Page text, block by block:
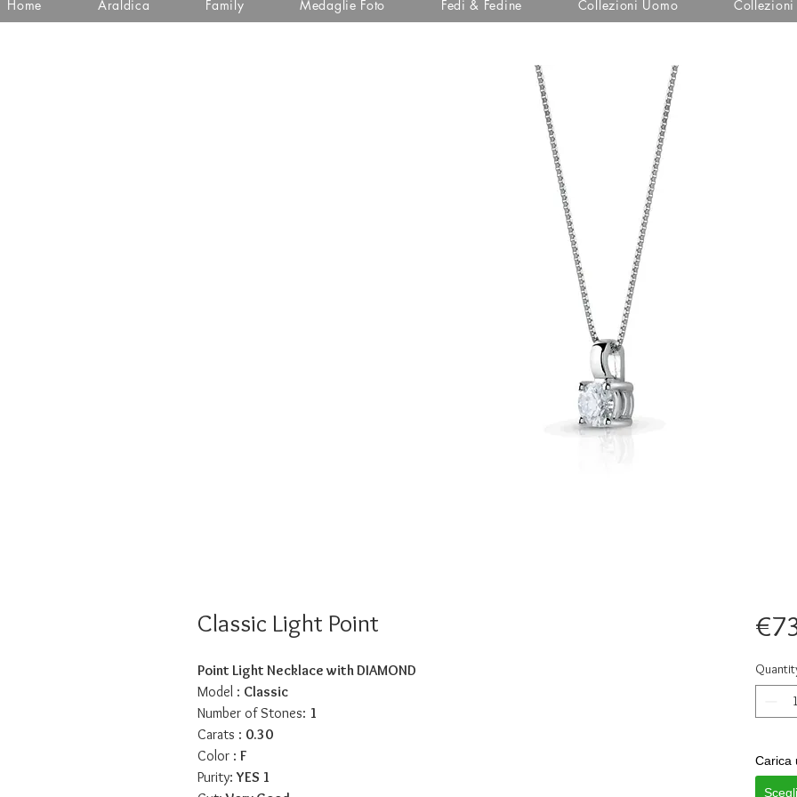
Home Araldica Family Medaglie Foto Fedi & Fedine Collezioni Uomo Collezioni
Classic Light Point
Point Light Necklace with DIAMOND
Model : Classic
Number of Stones: 1
Carats : 0.30
Color : F
Purity:YES 1
Carica